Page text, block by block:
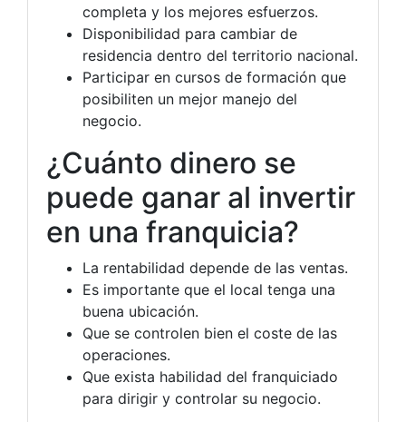
completa y los mejores esfuerzos.
Disponibilidad para cambiar de
residencia dentro del territorio nacional.
Participar en cursos de formación que
posibiliten un mejor manejo del
negocio.
¿Cuánto dinero se
puede ganar al invertir
en una franquicia?
La rentabilidad depende de las ventas.
Es importante que el local tenga una
buena ubicación.
Que se controlen bien el coste de las
operaciones.
Que exista habilidad del franquiciado
para dirigir y controlar su negocio.